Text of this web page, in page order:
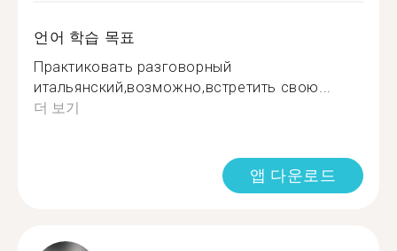
언어 학습 목표
Практиковать разговорный
итальянский,возможно,встретить свою...
더 보기
앱 다운로드